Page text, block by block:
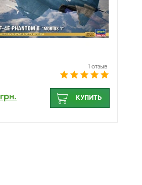
1 отзыв
грн. КУПИТЬ